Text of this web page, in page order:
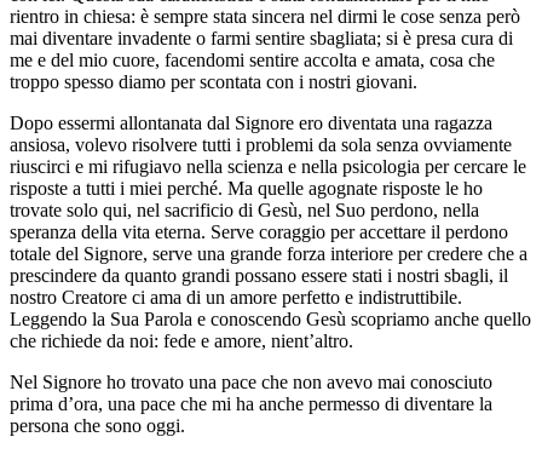
rientro in chiesa: è sempre stata sincera nel dirmi le cose senza però
mai diventare invadente o farmi sentire sbagliata; si è presa cura di
me e del mio cuore, facendomi sentire accolta e amata, cosa che
troppo spesso diamo per scontata con i nostri giovani.
Dopo essermi allontanata dal Signore ero diventata una ragazza
ansiosa, volevo risolvere tutti i problemi da sola senza ovviamente
riuscirci e mi rifugiavo nella scienza e nella psicologia per cercare le
risposte a tutti i miei perché. Ma quelle agognate risposte le ho
trovate solo qui, nel sacrificio di Gesù, nel Suo perdono, nella
speranza della vita eterna. Serve coraggio per accettare il perdono
totale del Signore, serve una grande forza interiore per credere che a
prescindere da quanto grandi possano essere stati i nostri sbagli, il
nostro Creatore ci ama di un amore perfetto e indistruttibile.
Leggendo la Sua Parola e conoscendo Gesù scopriamo anche quello
che richiede da noi: fede e amore, nient’altro.
Nel Signore ho trovato una pace che non avevo mai conosciuto
prima d’ora, una pace che mi ha anche permesso di diventare la
persona che sono oggi.